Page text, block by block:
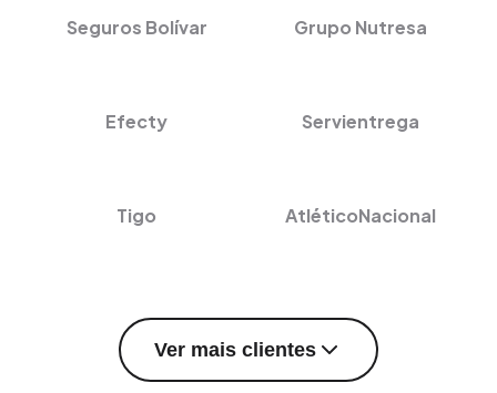
Seguros Bolívar Grupo Nutresa
Efecty Servientrega
Tigo AtléticoNacional
Ver mais clientes